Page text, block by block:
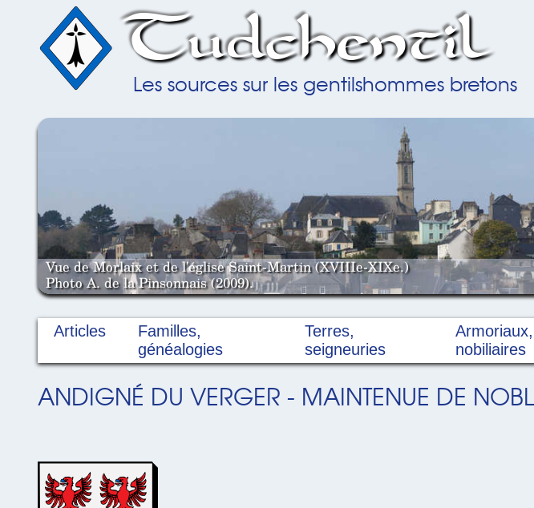
Tudchentil
Les sources sur les gentilshommes bretons
Vue de Morlaix et de l'église Saint-Martin (XVIIIe-XIXe.)
Photo A. de la Pinsonnais (2009).
Articles
Familles,
généalogies
Terres,
seigneuries
Armoriaux,
nobiliaires
ANDIGNÉ DU VERGER - MAINTENUE DE